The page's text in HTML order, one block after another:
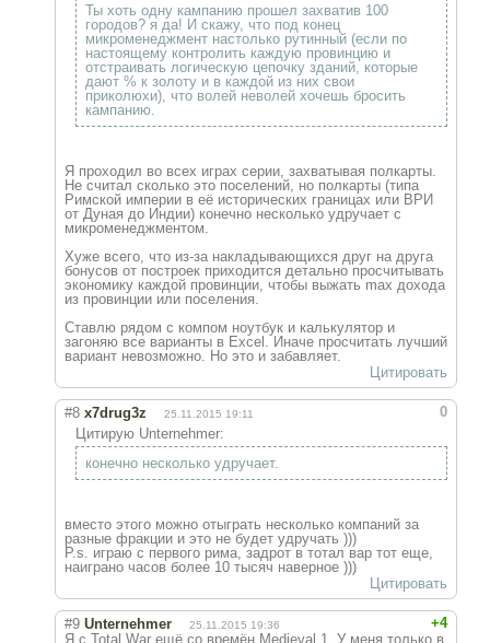
Ты хоть одну кампанию прошел захватив 100
городов? я да! И скажу, что под конец
микроменеджмент настолько рутинный (если по
настоящему контролить каждую провинцию и
отстраивать логическую цепочку зданий, которые
дают % к золоту и в каждой из них свои
приколюхи), что волей неволей хочешь бросить
кампанию.
Я проходил во всех играх серии, захватывая полкарты.
Не считал сколько это поселений, но полкарты (типа
Римской империи в её исторических границах или ВРИ
от Дуная до Индии) конечно несколько удручает с
микроменеджментом.
Хуже всего, что из-за накладывающихся друг на друга
бонусов от построек приходится детально просчитывать
экономику каждой провинции, чтобы выжать max дохода
из провинции или поселения.
Ставлю рядом с компом ноутбук и калькулятор и
загоняю все варианты в Excel. Иначе просчитать лучший
вариант невозможно. Но это и забавляет.
Цитировать
0
#8 x7drug3z 25.11.2015 19:11
Цитирую Unternehmer:
конечно несколько удручает.
вместо этого можно отыграть несколько компаний за
разные фракции и это не будет удручать )))
P.s. играю с первого рима, задрот в тотал вар тот еще,
наиграно часов более 10 тысяч наверное )))
Цитировать
+4
#9 Unternehmer 25.11.2015 19:36
Я с Total War ещё со времён Medieval 1. У меня только в